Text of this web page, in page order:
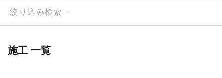
絞り込み検索
施工 一覧